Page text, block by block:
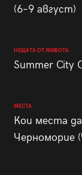
(6–9 август)
НЕЩАТА ОТ ЖИВОТА
Summer City
МЕСТА
Кои места
Черноморие